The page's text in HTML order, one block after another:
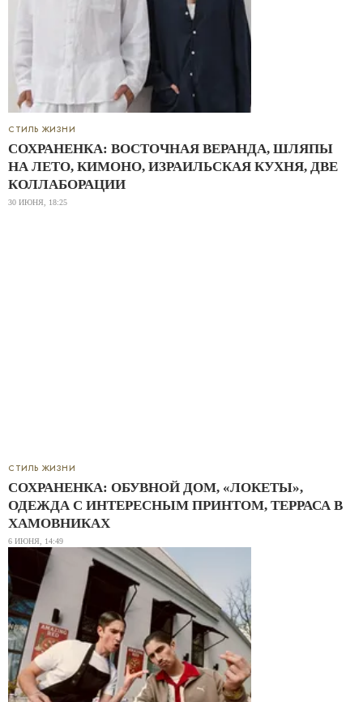
СТИЛЬ ЖИЗНИ
СОХРАНЕНКА: ВОСТОЧНАЯ ВЕРАНДА, ШЛЯПЫ
НА ЛЕТО, КИМОНО, ИЗРАИЛЬСКАЯ КУХНЯ, ДВЕ
КОЛЛАБОРАЦИИ
30 ИЮНЯ, 18:25
СТИЛЬ ЖИЗНИ
СОХРАНЕНКА: ОБУВНОЙ ДОМ, «ЛОКЕТЫ»,
ОДЕЖДА С ИНТЕРЕСНЫМ ПРИНТОМ, ТЕРРАСА В
ХАМОВНИКАХ
6 ИЮНЯ, 14:49